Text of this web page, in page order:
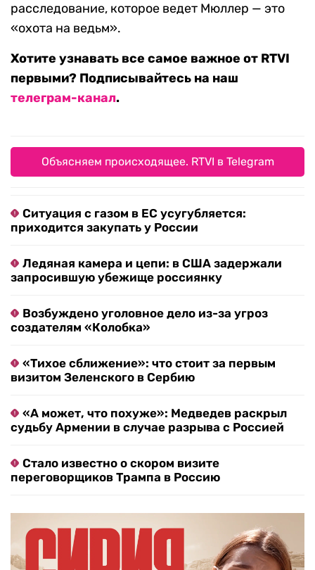
расследование, которое ведет Мюллер — это
«охота на ведьм».
Хотите узнавать все самое важное от RTVI
первыми? Подписывайтесь на наш
телеграм-канал.
Объясняем происходящее. RTVI в Telegram
Ситуация с газом в ЕС усугубляется:
приходится закупать у России
Ледяная камера и цепи: в США задержали
запросившую убежище россиянку
Возбуждено уголовное дело из-за угроз
создателям «Колобка»
«Тихое сближение»: что стоит за первым
визитом Зеленского в Сербию
«А может, что похуже»: Медведев раскрыл
судьбу Армении в случае разрыва с Россией
Стало известно о скором визите
переговорщиков Трампа в Россию